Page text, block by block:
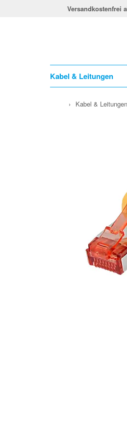
Versandkostenfrei
Kabel & Leitungen
› Kabel & Leitungen